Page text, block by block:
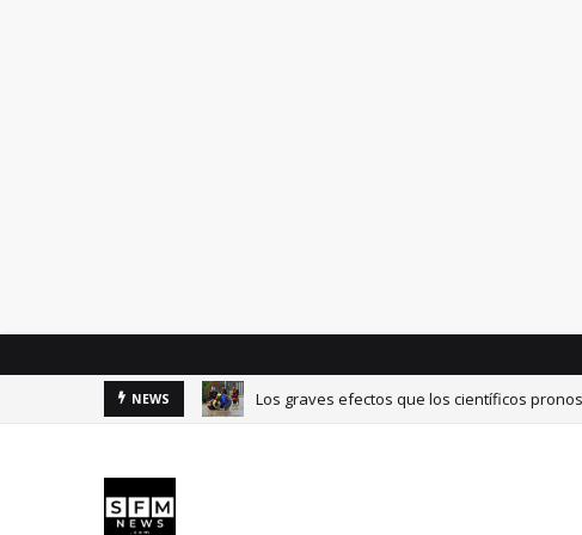
NEWS Los graves efectos que los científicos